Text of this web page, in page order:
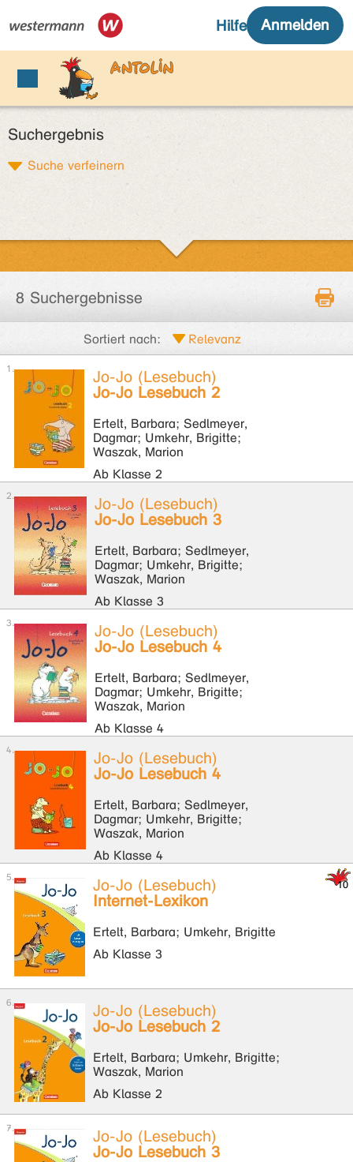
Suchergebnis
Suche verfeinern
8 Suchergebnisse
Sortiert nach:
Jo-Jo (Lesebuch)
Jo-Jo Lesebuch 2
Ertelt, Barbara; Sedlmeyer,
Dagmar; Umkehr, Brigitte;
Waszak, Marion
Ab Klasse 2
Jo-Jo (Lesebuch)
Jo-Jo Lesebuch 3
Ertelt, Barbara; Sedlmeyer,
Dagmar; Umkehr, Brigitte;
Waszak, Marion
Ab Klasse 3
Jo-Jo (Lesebuch)
Jo-Jo Lesebuch 4
Ertelt, Barbara; Sedlmeyer,
Dagmar; Umkehr, Brigitte;
Waszak, Marion
Ab Klasse 4
Jo-Jo (Lesebuch)
Jo-Jo Lesebuch 4
Ertelt, Barbara; Sedlmeyer,
Dagmar; Umkehr, Brigitte;
Waszak, Marion
Ab Klasse 4
Jo-Jo (Lesebuch)
Internet-Lexikon
Ertelt, Barbara; Umkehr, Brigitte
Ab Klasse 3
Jo-Jo (Lesebuch)
Jo-Jo Lesebuch 2
Ertelt, Barbara; Umkehr, Brigitte;
Waszak, Marion
Ab Klasse 2
Jo-Jo (Lesebuch)
Jo-Jo Lesebuch 3